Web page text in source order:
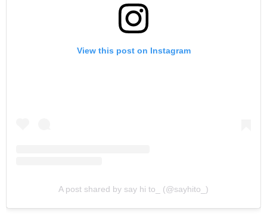
View this post on Instagram
A post shared by say hi to_ (@sayhito_)